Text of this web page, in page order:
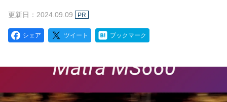
更新日：2024.09.09 PR
シェア ツイート ブックマーク